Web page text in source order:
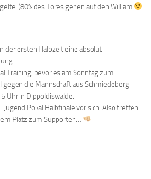
(80% des Tores gehen auf den William
der ersten Halbzeit eine absolut
Training, bevor es am Sonntag zum
gegen die Mannschaft aus Schmiedeberg
Uhr in Dippoldiswalde.
Jugend Pokal Halbfinale vor sich. Also treffen
Platz zum Supporten…